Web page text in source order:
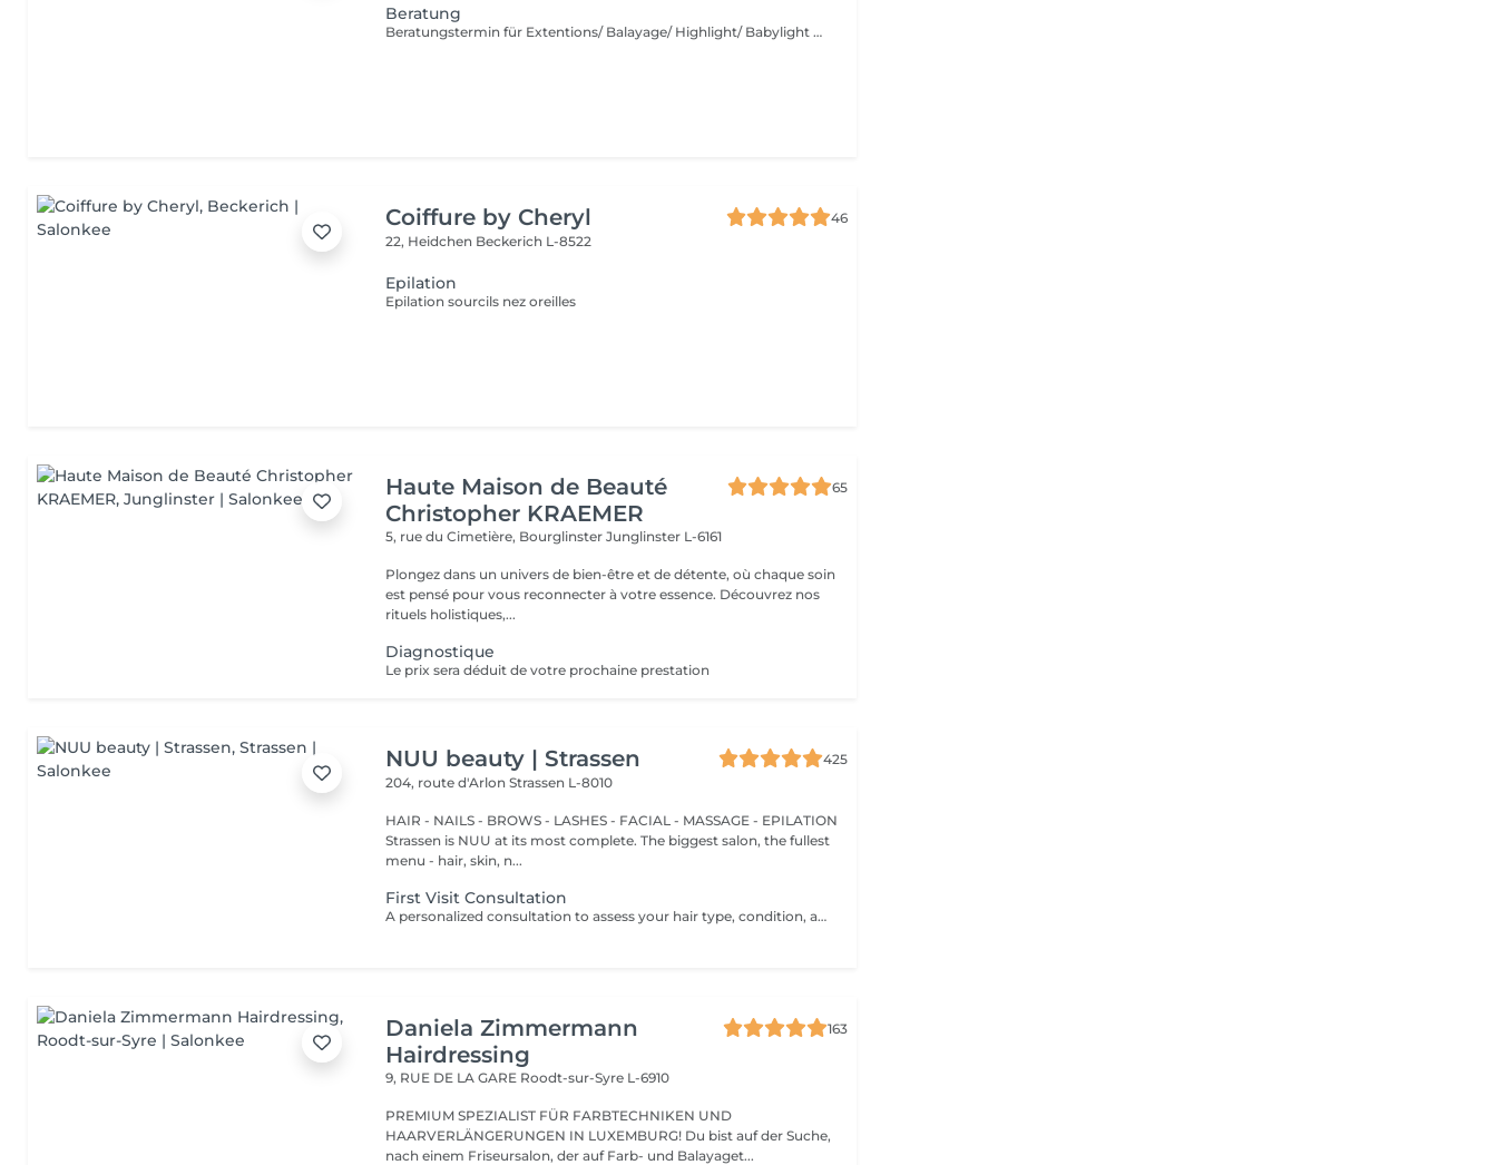
Beratung
Beratungstermin für Extentions/ Balayage/ Highlight/ Babylight und Haarentfärbung
Coiffure by Cheryl
46
22, Heidchen Beckerich L-8522
Epilation
Epilation sourcils nez oreilles
Haute Maison de Beauté
Christopher KRAEMER
65
5, rue du Cimetière, BourglinsterJunglinster L-6161
Plongez dans un univers de bien-être et de détente, où chaque soin
est pensé pour vous reconnecter à votre essence. Découvrez nos
rituels holistiques,...
Diagnostique
Le prix sera déduit de votre prochaine prestation
NUU beauty | Strassen
425
204, route d'ArlonStrassen L-8010
HAIR - NAILS - BROWS - LASHES - FACIAL - MASSAGE - EPILATION
Strassen is NUU at its most complete. The biggest salon, the fullest
menu - hair, skin, n...
First Visit Consultation
A personalized consultation to assess your hair type, condition, and goals helping us recommend the perfect treatments, color, or cut to suit your style and lifestyle.
Daniela Zimmermann
Hairdressing
163
9, RUE DE LA GARE Roodt-sur-Syre L-6910
PREMIUM SPEZIALIST FÜR FARBTECHNIKEN UND
HAARVERLÄNGERUNGEN IN LUXEMBURG! Du bist auf der Suche,
nach einem Friseursalon, der auf Farb- und Balayaget...